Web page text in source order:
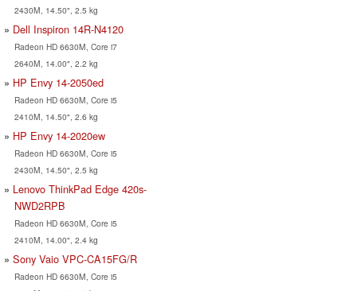
2430M, 14.50", 2.5 kg
Dell Inspiron 14R-N4120
Radeon HD 6630M, Core i7
2640M, 14.00", 2.2 kg
HP Envy 14-2050ed
Radeon HD 6630M, Core i5
2410M, 14.50", 2.6 kg
HP Envy 14-2020ew
Radeon HD 6630M, Core i5
2430M, 14.50", 2.5 kg
Lenovo ThinkPad Edge 420s-
NWD2RPB
Radeon HD 6630M, Core i5
2410M, 14.00", 2.4 kg
Sony Vaio VPC-CA15FG/R
Radeon HD 6630M, Core i5